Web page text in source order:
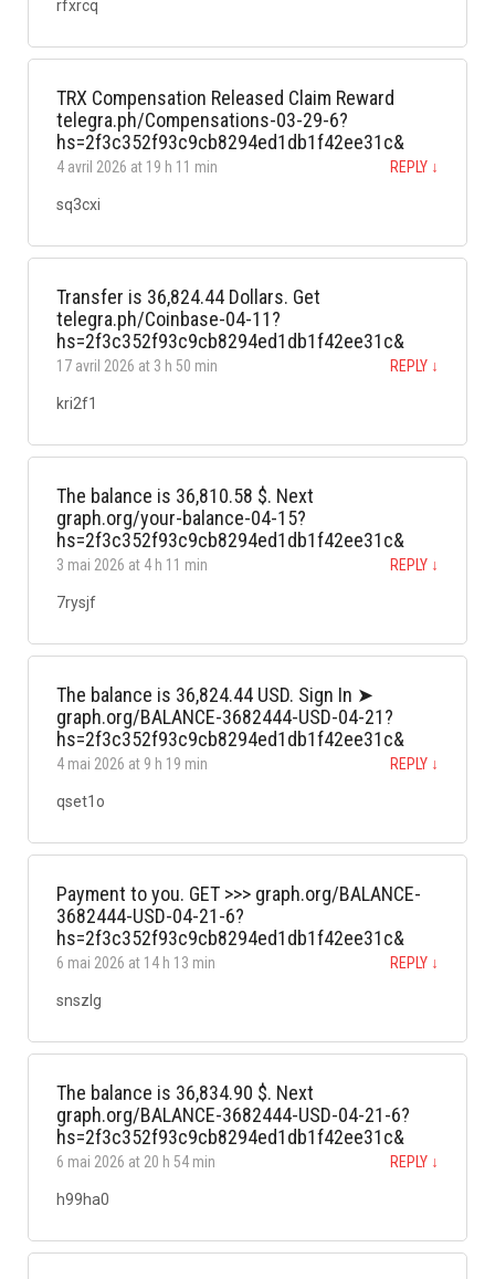
rfxrcq
TRX Compensation Released Claim Reward
telegra.ph/Compensations-03-29-6?
hs=2f3c352f93c9cb8294ed1db1f42ee31c&
4 avril 2026 at 19 h 11 min REPLY ↓
sq3cxi
Transfer is 36,824.44 Dollars. Get
telegra.ph/Coinbase-04-11?
hs=2f3c352f93c9cb8294ed1db1f42ee31c&
17 avril 2026 at 3 h 50 min REPLY ↓
kri2f1
The balance is 36,810.58 $. Next
graph.org/your-balance-04-15?
hs=2f3c352f93c9cb8294ed1db1f42ee31c&
3 mai 2026 at 4 h 11 min REPLY ↓
7rysjf
The balance is 36,824.44 USD. Sign In ➤
graph.org/BALANCE-3682444-USD-04-21?
hs=2f3c352f93c9cb8294ed1db1f42ee31c&
4 mai 2026 at 9 h 19 min REPLY ↓
qset1o
Payment to you. GET >>> graph.org/BALANCE-
3682444-USD-04-21-6?
hs=2f3c352f93c9cb8294ed1db1f42ee31c&
6 mai 2026 at 14 h 13 min REPLY ↓
snszlg
The balance is 36,834.90 $. Next
graph.org/BALANCE-3682444-USD-04-21-6?
hs=2f3c352f93c9cb8294ed1db1f42ee31c&
6 mai 2026 at 20 h 54 min REPLY ↓
h99ha0